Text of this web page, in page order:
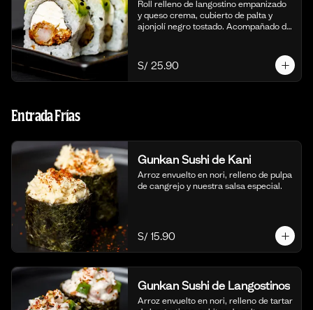
Roll relleno de langostino empanizado
y queso crema, cubierto de palta y
ajonjolí negro tostado. Acompañado de
S/ 25.90
Entrada Frías
Gunkan Sushi de Kani
Arroz envuelto en nori, relleno de pulpa
de cangrejo y nuestra salsa especial.
S/ 15.90
Gunkan Sushi de Langostinos
Arroz envuelto en nori, relleno de tartar